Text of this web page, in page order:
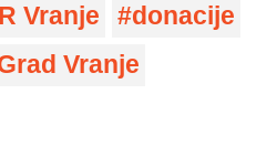
Vranje
donacije
Vranje